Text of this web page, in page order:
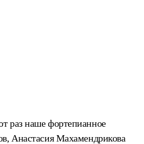
раз наше фортепианное
Анастасия Махамендрикова